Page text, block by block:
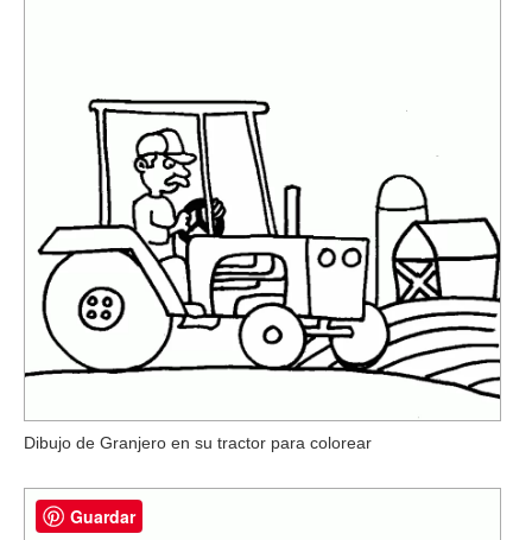
Dibujo de Granjero en su tractor para colorear
Guardar